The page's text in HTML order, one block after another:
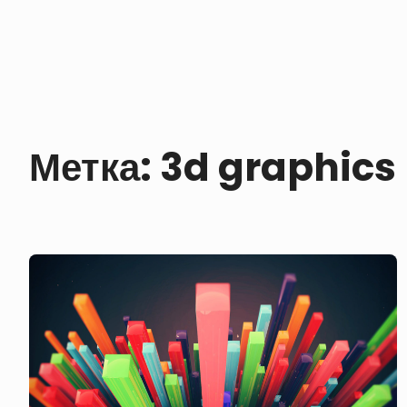
Метка: 3d graphics
Разноцветные
стержни